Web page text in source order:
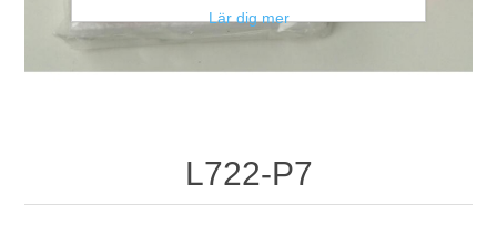
L722-P7
Lär dig mer